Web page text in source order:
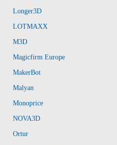
Longer3D
LOTMAXX
M3D
Magicfirm Europe
MakerBot
Malyan
Monoprice
NOVA3D
Ortur